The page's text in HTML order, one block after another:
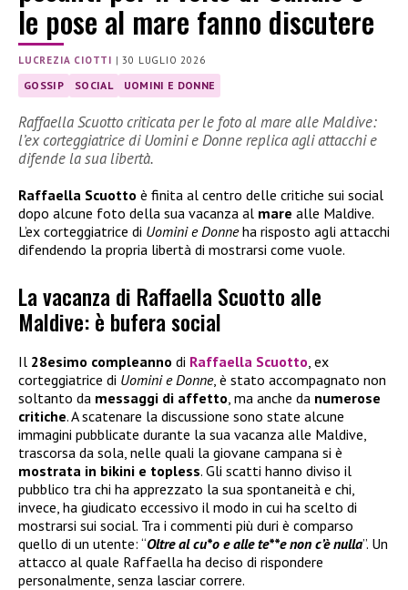
le pose al mare fanno discutere
LUCREZIA CIOTTI |30 LUGLIO 2026
GOSSIP SOCIAL UOMINI E DONNE
Raffaella Scuotto criticata per le foto al mare alle Maldive:
l’ex corteggiatrice di Uomini e Donne replica agli attacchi e
difende la sua libertà.
Raffaella Scuotto è finita al centro delle critiche sui social
dopo alcune foto della sua vacanza al mare alle Maldive.
L’ex corteggiatrice di Uomini e Donneha risposto agli attacchi
difendendo la propria libertà di mostrarsi come vuole.
La vacanza di Raffaella Scuotto alle
Maldive: è bufera social
Il 28esimo compleanno di Raffaella Scuotto , ex
corteggiatrice di Uomini e Donne, è stato accompagnato non
soltanto da messaggi di affetto , ma anche da numerose
critiche. A scatenare la discussione sono state alcune
immagini pubblicate durante la sua vacanza alle Maldive,
trascorsa da sola, nelle quali la giovane campana si è
mostrata in bikini e topless. Gli scatti hanno diviso il
pubblico tra chi ha apprezzato la sua spontaneità e chi,
invece, ha giudicato eccessivo il modo in cui ha scelto di
mostrarsi sui social. Tra i commenti più duri è comparso
quello di un utente: “Oltre al cu*o e alle te**e non c’è nulla”. Un
attacco al quale Raffaella ha deciso di rispondere
personalmente, senza lasciar correre.